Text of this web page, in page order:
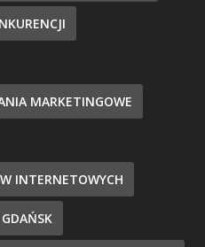
MARKETINGOWE
INTERNETOWYCH